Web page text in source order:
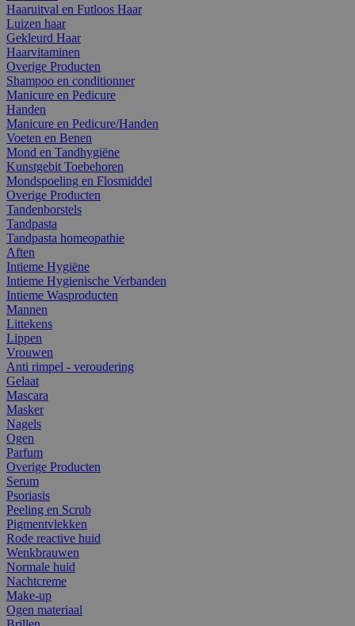
Haaruitval en Futloos Haar
Luizen haar
Gekleurd Haar
Haarvitaminen
Overige Producten
Shampoo en conditionner
Manicure en Pedicure
Handen
Manicure en Pedicure/Handen
Voeten en Benen
Mond en Tandhygiëne
Kunstgebit Toebehoren
Mondspoeling en Flosmiddel
Overige Producten
Tandenborstels
Tandpasta
Tandpasta homeopathie
Aften
Intieme Hygiëne
Intieme Hygienische Verbanden
Intieme Wasproducten
Mannen
Littekens
Lippen
Vrouwen
Anti rimpel - veroudering
Gelaat
Mascara
Masker
Nagels
Ogen
Parfum
Overige Producten
Serum
Psoriasis
Peeling en Scrub
Pigmentvlekken
Rode reactive huid
Wenkbrauwen
Normale huid
Nachtcreme
Make-up
Ogen materiaal